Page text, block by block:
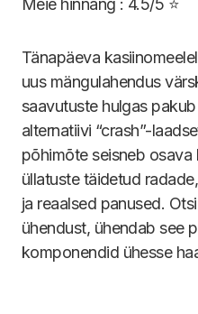
Meie hinnang : 4.5/5 ⭐
Tänapäeva
uus mängulahendus
saavutuste hulgas
alternatiivi “crash”-
põhimõte seisneb osava
üllatuste täidetud
ja reaalsed panused.
ühendust, ühendab see
komponendid ühesse